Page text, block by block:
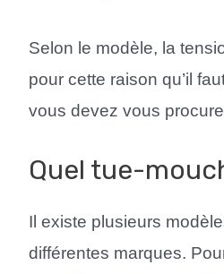
Selon le modèle, la
pour cette raison qu’il
vous devez vous
Quel tue-
Il existe plusieurs
différentes marques.